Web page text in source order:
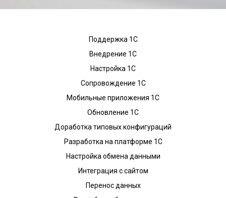
Поддержка 1С
Внедрение 1С
Настройка 1С
Сопровождение 1С
Мобильные приложения 1С
Обновление 1С
Доработка типовых конфигураций
Разработка на платформе 1С
Настройка обмена данными
Интеграция с сайтом
Перенос данных